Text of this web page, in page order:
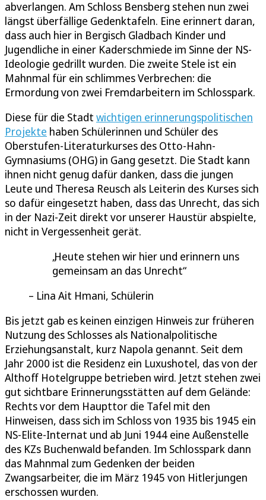
abverlangen. Am Schloss Bensberg stehen nun zwei
längst überfällige Gedenktafeln. Eine erinnert daran,
dass auch hier in Bergisch Gladbach Kinder und
Jugendliche in einer Kaderschmiede im Sinne der NS-
Ideologie gedrillt wurden. Die zweite Stele ist ein
Mahnmal für ein schlimmes Verbrechen: die
Ermordung von zwei Fremdarbeitern im Schlosspark.
Diese für die Stadt wichtigen erinnerungspolitischen
Projekte haben Schülerinnen und Schüler des
Oberstufen-Literaturkurses des Otto-Hahn-
Gymnasiums (OHG) in Gang gesetzt. Die Stadt kann
ihnen nicht genug dafür danken, dass die jungen
Leute und Theresa Reusch als Leiterin des Kurses sich
so dafür eingesetzt haben, dass das Unrecht, das sich
in der Nazi-Zeit direkt vor unserer Haustür abspielte,
nicht in Vergessenheit gerät.
Heute stehen wir hier und erinnern uns
gemeinsam an das Unrecht
Lina Ait Hmani, Schülerin
Bis jetzt gab es keinen einzigen Hinweis zur früheren
Nutzung des Schlosses als Nationalpolitische
Erziehungsanstalt, kurz Napola genannt. Seit dem
Jahr 2000 ist die Residenz ein Luxushotel, das von der
Althoff Hotelgruppe betrieben wird. Jetzt stehen zwei
gut sichtbare Erinnerungsstätten auf dem Gelände:
Rechts vor dem Haupttor die Tafel mit den
Hinweisen, dass sich im Schloss von 1935 bis 1945 ein
NS-Elite-Internat und ab Juni 1944 eine Außenstelle
des KZs Buchenwald befanden. Im Schlosspark dann
das Mahnmal zum Gedenken der beiden
Zwangsarbeiter, die im März 1945 von Hitlerjungen
erschossen wurden.